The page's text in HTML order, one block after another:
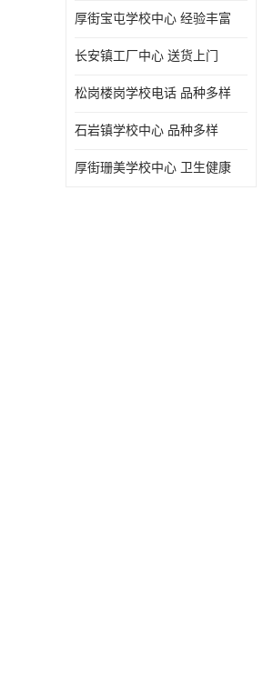
厚街宝屯学校中心 经验丰富
长安镇工厂中心 送货上门
松岗楼岗学校电话 品种多样
石岩镇学校中心 品种多样
厚街珊美学校中心 卫生健康